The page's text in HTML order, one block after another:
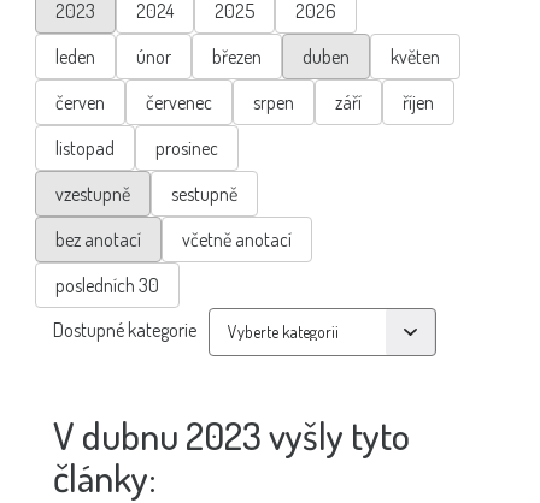
2023
2024 2025
2026
leden
únor březen duben
květen
červen
červenec srpen září
říjen
listopad
prosinec
vzestupně
sestupně
bez anotací
včetně anotací
posledních 30
Dostupné kategorie
V dubnu 2023 vyšly tyto
články: